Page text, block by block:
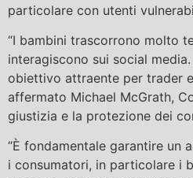
particolare con utenti
“I bambini trascorrono molto
interagiscono sui social
obiettivo attraente per trader e
affermato Michael McGrath,
giustizia e la protezione dei
“È fondamentale garantire un
i consumatori, in particolare i